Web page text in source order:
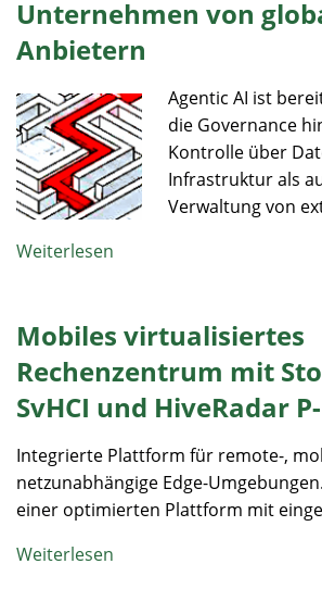
Unternehmen von
Anbietern​
Agentic AI ist
die Governance
Kontrolle über
Infrastruktur als
Verwaltung von
Weiterlesen
Mobiles virtualisiertes
Rechenzentrum mit
SvHCI und HiveRadar P-
Integrierte Plattform für remote-,
netzunabhängige Edge-
einer optimierten Plattform mit
Weiterlesen